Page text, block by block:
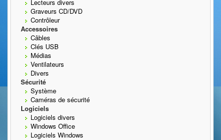
Lecteurs divers
Graveurs CD/DVD
Contrôleur
Accessoires
Câbles
Clés USB
Médias
Ventilateurs
Divers
Sécurité
Système
Caméras de sécurité
Logiciels
Logiciels divers
Windows Office
Logiciels Windows